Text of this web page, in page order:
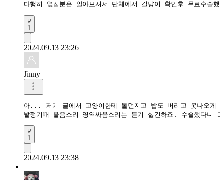
다행히 옆집분은 알아보셔서 단체에서 길냥이 확인후 무료수술
1
2024.09.13 23:26
Jinny
아... 저기 글에서 고양이한테 돌던지고 밥도 버리고 못나오
발정기때 울음소리 영역싸움소리는 듣기 싫긴하죠. 수술했다니
1
2024.09.13 23:38